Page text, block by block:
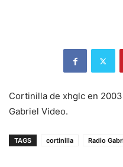
Cortinilla de xhglc en
Gabriel Video.
TAGS cortinilla Radio